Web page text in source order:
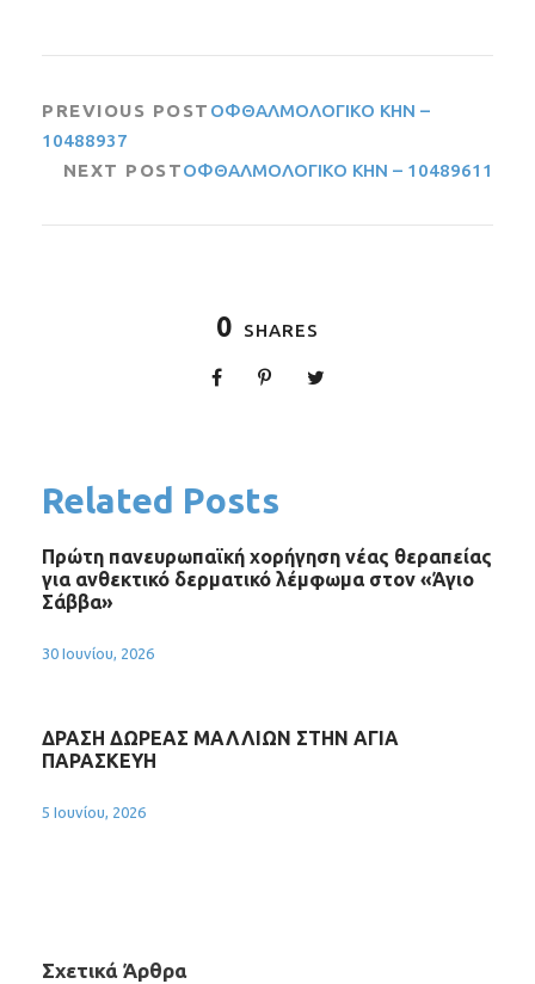
PREVIOUS POST ΟΦΘΑΛΜΟΛΟΓΙΚΟ ΚΗΝ –
10488937
NEXT POSTΟΦΘΑΛΜΟΛΟΓΙΚΟ ΚΗΝ – 10489611
0 SHARES
Related Posts
Πρώτη πανευρωπαϊκή χορήγηση νέας θεραπείας
για ανθεκτικό δερματικό λέμφωμα στον «Άγιο
Σάββα»
30 Ιουνίου, 2026
ΔΡΑΣΗ ΔΩΡΕΑΣ ΜΑΛΛΙΩΝ ΣΤΗΝ ΑΓΙΑ
ΠΑΡΑΣΚΕΥΗ
5 Ιουνίου, 2026
Σχετικά Άρθρα